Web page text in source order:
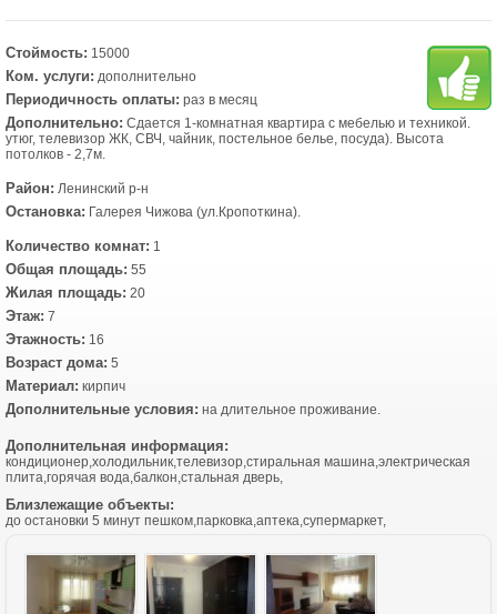
Стоймость: 15000
Ком. услуги: дополнительно
Периодичность оплаты: раз в месяц
Дополнительно: Сдается 1-комнатная квартира с мебелью и техникой.
утюг, телевизор ЖК, СВЧ, чайник, постельное белье, посуда). Высота
потолков - 2,7м.
Район: Ленинский р-н
Остановка: Галерея Чижова (ул.Кропоткина).
Количество комнат: 1
Общая площадь: 55
Жилая площадь: 20
Этаж: 7
Этажность: 16
Возраст дома: 5
Материал: кирпич
Дополнительные условия: на длительное проживание.
Дополнительная информация:
кондиционер,холодильник,телевизор,стиральная машина,электрическая
плита,горячая вода,балкон,стальная дверь,
Близлежащие объекты:
до остановки 5 минут пешком,парковка,аптека,супермаркет,